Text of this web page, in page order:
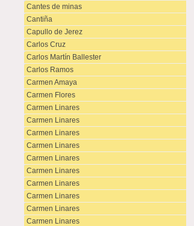
Cantes de minas
Cantiña
Capullo de Jerez
Carlos Cruz
Carlos Martín Ballester
Carlos Ramos
Carmen Amaya
Carmen Flores
Carmen Linares
Carmen Linares
Carmen Linares
Carmen Linares
Carmen Linares
Carmen Linares
Carmen Linares
Carmen Linares
Carmen Linares
Carmen Linares